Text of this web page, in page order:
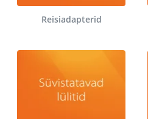
Reisiadapterid